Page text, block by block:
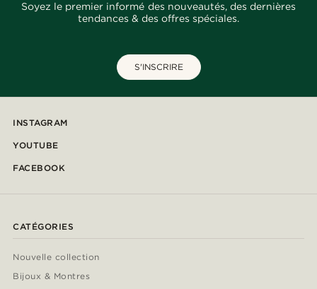
Soyez le premier informé des nouveautés, des dernières
tendances & des offres spéciales.
S'INSCRIRE
INSTAGRAM
YOUTUBE
FACEBOOK
CATÉGORIES
Nouvelle collection
Bijoux & Montres